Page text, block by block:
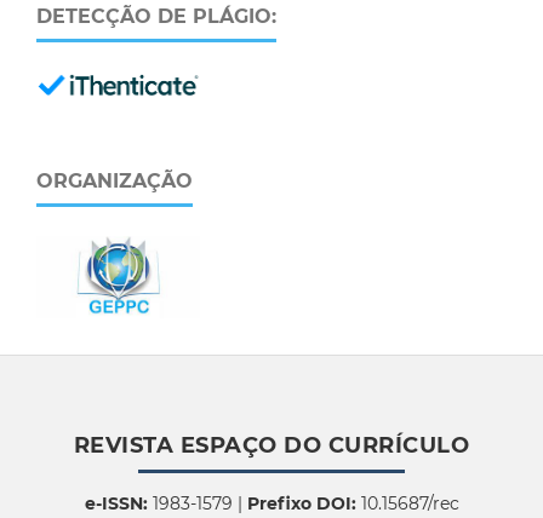
DETECÇÃO DE PLÁGIO:
ORGANIZAÇÃO
REVISTA ESPAÇO DO CURRÍCULO
e-ISSN:1983-1579 | Prefixo DOI:10.15687/rec